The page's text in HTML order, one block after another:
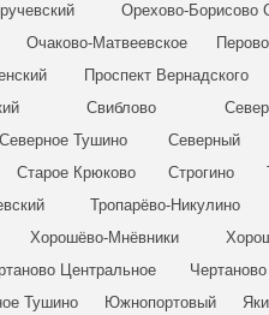
Орехово-Борисово
Очаково-Матвеевское
Перово
Проспект Вернадского
Свиблово
Северное Тушино
Северный
Старое Крюково Строгино
Тропарёво-Никулино
Хорошёво-Мнёвники
Центральное
Тушино Южнопортовый